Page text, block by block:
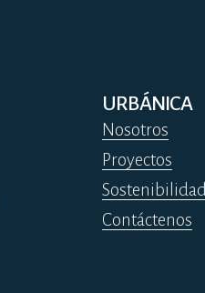
URBÁNICA
Nosotros
Proyectos
Sostenibilidad
Contáctenos